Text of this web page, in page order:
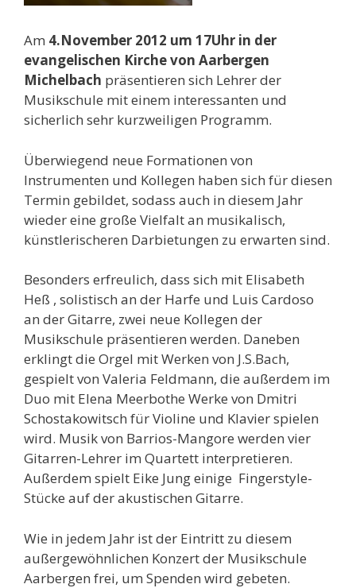
Am 4.November 2012 um 17Uhr in der
evangelischen Kirche von Aarbergen
Michelbach präsentieren sich Lehrer der
Musikschule mit einem interessanten und
sicherlich sehr kurzweiligen Programm.
Überwiegend neue Formationen von
Instrumenten und Kollegen haben sich für diesen
Termin gebildet, sodass auch in diesem Jahr
wieder eine große Vielfalt an musikalisch,
künstlerischeren Darbietungen zu erwarten sind.
Besonders erfreulich, dass sich mit Elisabeth
Heß , solistisch an der Harfe und Luis Cardoso
an der Gitarre, zwei neue Kollegen der
Musikschule präsentieren werden. Daneben
erklingt die Orgel mit Werken von J.S.Bach,
gespielt von Valeria Feldmann, die außerdem im
Duo mit Elena Meerbothe Werke von Dmitri
Schostakowitsch für Violine und Klavier spielen
wird. Musik von Barrios-Mangore werden vier
Gitarren-Lehrer im Quartett interpretieren.
Außerdem spielt Eike Jung einige Fingerstyle-
Stücke auf der akustischen Gitarre.
Wie in jedem Jahr ist der Eintritt zu diesem
außergewöhnlichen Konzert der Musikschule
Aarbergen frei, um Spenden wird gebeten.